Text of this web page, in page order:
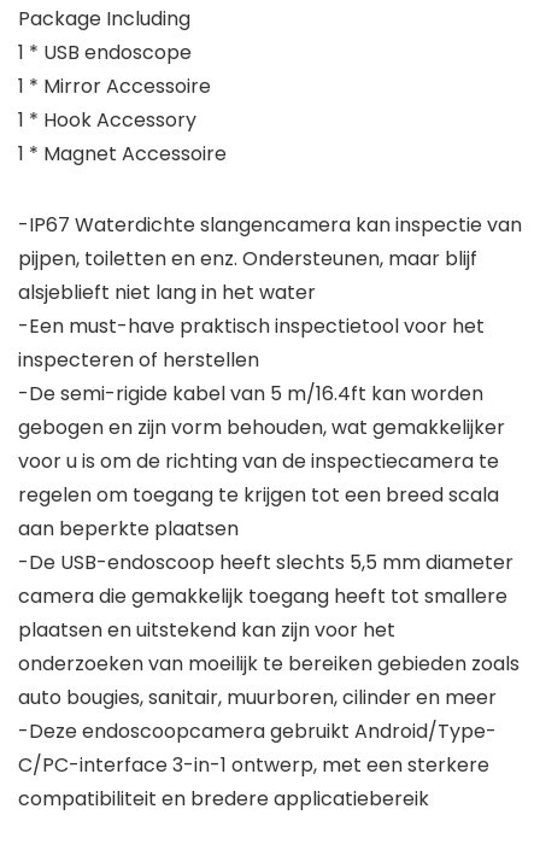
Package Including
1 * USB endoscope
1 * Mirror Accessoire
1 * Hook Accessory
1 * Magnet Accessoire
-IP67 Waterdichte slangencamera kan inspectie van
pijpen, toiletten en enz. Ondersteunen, maar blijf
alsjeblieft niet lang in het water
-Een must-have praktisch inspectietool voor het
inspecteren of herstellen
-De semi-rigide kabel van 5 m/16.4ft kan worden
gebogen en zijn vorm behouden, wat gemakkelijker
voor u is om de richting van de inspectiecamera te
regelen om toegang te krijgen tot een breed scala
aan beperkte plaatsen
-De USB-endoscoop heeft slechts 5,5 mm diameter
camera die gemakkelijk toegang heeft tot smallere
plaatsen en uitstekend kan zijn voor het
onderzoeken van moeilijk te bereiken gebieden zoals
auto bougies, sanitair, muurboren, cilinder en meer
-Deze endoscoopcamera gebruikt Android/Type-
C/PC-interface 3-in-1 ontwerp, met een sterkere
compatibiliteit en bredere applicatiebereik